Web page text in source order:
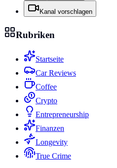
Kanal vorschlagen
Rubriken
Startseite
Car Reviews
Coffee
Crypto
Entrepreneurship
Finanzen
Longevity
True Crime